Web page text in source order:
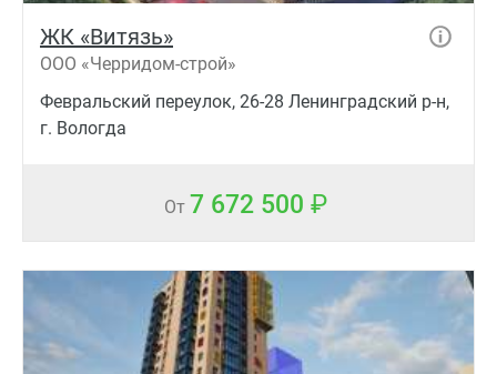
ЖК «Витязь»
ООО «Черридом-строй»
Февральский переулок, 26-28 Ленинградский р-н,
г. Вологда
От 7 672 500